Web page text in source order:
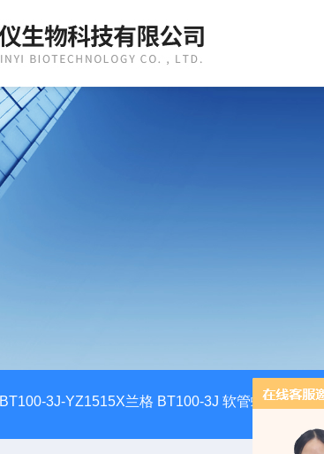
BT100-3J-YZ1515X兰格 BT100-3J 软管蠕动泵